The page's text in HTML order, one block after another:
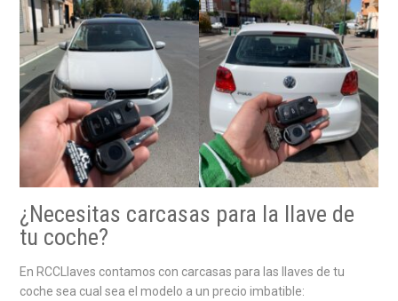
¿Necesitas carcasas para la llave de
tu coche?
En RCCLlaves contamos con carcasas para las llaves de tu
coche sea cual sea el modelo a un precio imbatible: